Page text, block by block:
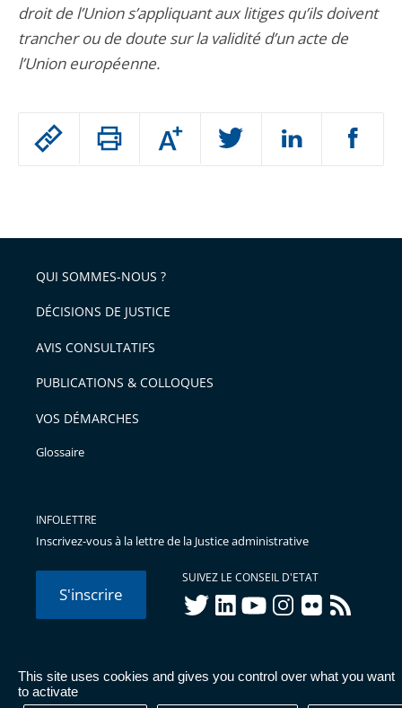
This site uses cookies and gives you control over what you want
to activate
Passer
arriver
après
Augmenter
ou
l'article
pour
avant
droit de l’Union s’appliquant aux litiges qu’ils doivent
trancher ou de doute sur la validité d’un acte de
l’Union européenne.
QUI SOMMES-NOUS ?
DÉCISIONS DE JUSTICE
AVIS CONSULTATIFS
PUBLICATIONS & COLLOQUES
VOS DÉMARCHES
Glossaire
INFOLETTRE
Inscrivez-vous à la lettre de la Justice administrative
S'inscrire
SUIVEZ LE CONSEIL D'ETAT
twitterlinkedInyoutubeinstagram
flickr rss
© Conseil d'État 2026 - Mentions légales
Données
personnelles-Publications administratives-Accessibilité :